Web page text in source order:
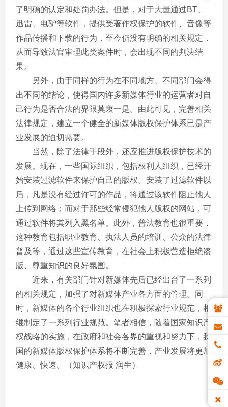
了明确的认定和处罚办法。但是，对于大量通过BT、
迅雷、电驴等软件，提供受著作权保护的软件、音像等
作品传播和下载的行为，至今仍没有明确的相关规定，
从而导致法官审理此类案件时，会出现不同的判决结
果。
另外，由于同样的行为在不同地方、不同部门会得
出不同的结论，使得国内许多新媒体行业的运营者对自
己行为是否合法的界限莫衷一是。由此可见，完善相关
法律规定，建立一个健全的新媒体版权保护体系已是产
业发展的迫切需要。
当然，除了法律手段外，还应推进版权保护技术的
发展。现在，一些国际组织，包括权利人组织，已经开
始安装过滤软件来保护自己的版权。安装了过滤软件以
后，凡是没有经过许可的作品，将通过该软件阻止他人
上传到网络；而对于那些经常侵犯他人版权的网站，可
通过软件将其列入黑名单。此外，普法教育也很重要，
这种教育包括职业教育、执法人员的培训、公众的法律
普及等，通过这些宣传教育，在社会上积极营造拒绝盗
版、尊重知识的良好氛围。
近来，有关部门针对新媒体先后已经出台了一系列
的相关规定，加强了对新媒体产业各方面的管理。同
时，新媒体的各个行业组织也在积极探索行业规范，相
继制定了一系列行业规范。笔者相信，随着国家知识产
权战略的实施，在政府和社会各界的重视和努力下，我
国的新媒体版权保护体系将不断完善，产业发展将更加
健康、快速。（知识产权报 润生）